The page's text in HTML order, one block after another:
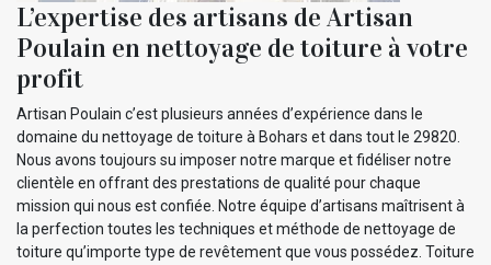
L’expertise des artisans de Artisan
Poulain en nettoyage de toiture à votre
profit
Artisan Poulain c’est plusieurs années d’expérience dans le
domaine du nettoyage de toiture à Bohars et dans tout le 29820.
Nous avons toujours su imposer notre marque et fidéliser notre
clientèle en offrant des prestations de qualité pour chaque
mission qui nous est confiée. Notre équipe d’artisans maîtrisent à
la perfection toutes les techniques et méthode de nettoyage de
toiture qu’importe type de revêtement que vous possédez. Toiture